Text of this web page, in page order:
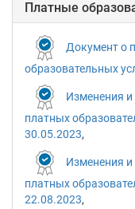
Платные
Документ о
образовательных
Изменения
платных
30.05.2023,
Изменения
платных
22.08.2023,